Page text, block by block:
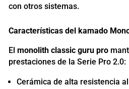
con otros sistemas.
Características del kamado
El monolith classic guru pro
prestaciones de la Serie Pro 2.0:
Cerámica de alta resistencia